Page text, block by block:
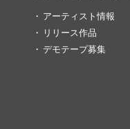
アーティスト情報
リリース作品
デモテープ募集